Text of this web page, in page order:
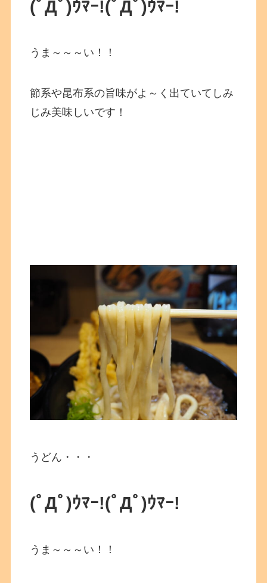
(ﾟДﾟ)ｳﾏｰ!(ﾟДﾟ)ｳﾏｰ!
うま～～～い！！
節系や昆布系の旨味がよ～く出ていてしみ
じみ美味しいです！
うどん・・・
(ﾟДﾟ)ｳﾏｰ!(ﾟДﾟ)ｳﾏｰ!
うま～～～い！！